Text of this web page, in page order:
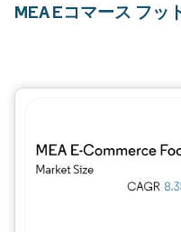
MEA Eコマース フッ